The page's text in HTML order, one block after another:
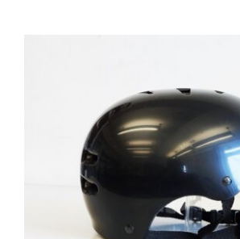
Helm TSG Skate/BMX